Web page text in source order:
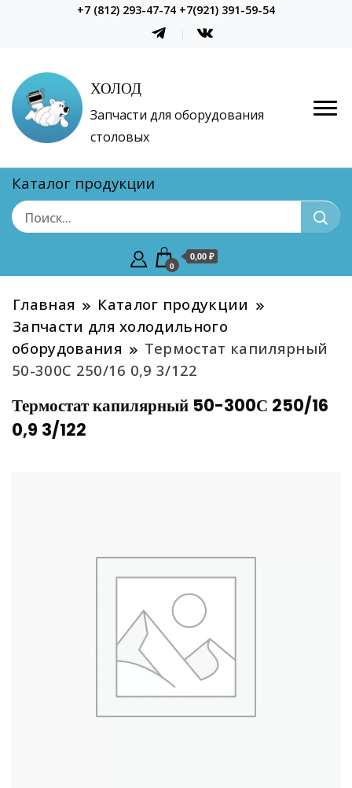
+7 (812) 293-47-74 +7(921) 391-59-54
ХОЛОД
Запчасти для оборудования
столовых
Каталог продукции
0
0,00 ₽
Главная
Каталог продукции
Запчасти для холодильного
оборудования
Термостат капилярный
50-300С 250/16 0,9 3/122
Термостат капилярный 50-300С 250/16
0,9 3/122